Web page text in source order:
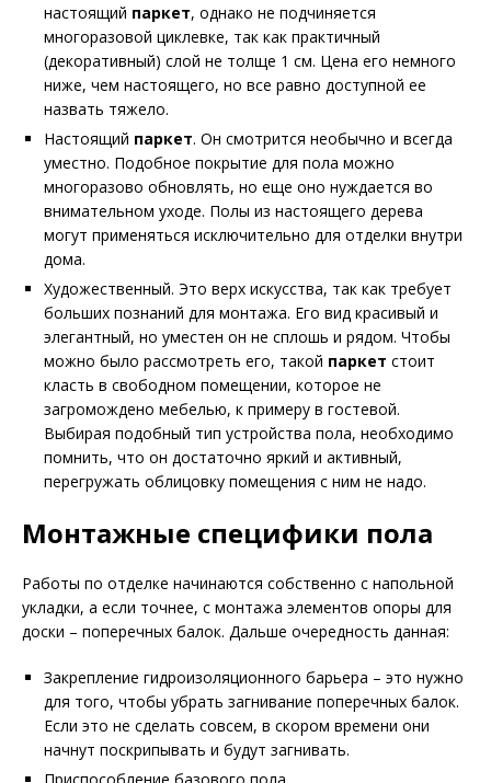
настоящий паркет, однако не подчиняется
многоразовой циклевке, так как практичный
(декоративный) слой не толще 1 см. Цена его немного
ниже, чем настоящего, но все равно доступной ее
назвать тяжело.
Настоящий паркет. Он смотрится необычно и всегда
уместно. Подобное покрытие для пола можно
многоразово обновлять, но еще оно нуждается во
внимательном уходе. Полы из настоящего дерева
могут применяться исключительно для отделки внутри
дома.
Художественный. Это верх искусства, так как требует
больших познаний для монтажа. Его вид красивый и
элегантный, но уместен он не сплошь и рядом. Чтобы
можно было рассмотреть его, такой паркет стоит
класть в свободном помещении, которое не
загромождено мебелью, к примеру в гостевой.
Выбирая подобный тип устройства пола, необходимо
помнить, что он достаточно яркий и активный,
перегружать облицовку помещения с ним не надо.
Монтажные специфики пола
Работы по отделке начинаются собственно с напольной
укладки, а если точнее, с монтажа элементов опоры для
доски – поперечных балок. Дальше очередность данная:
Закрепление гидроизоляционного барьера – это нужно
для того, чтобы убрать загнивание поперечных балок.
Если это не сделать совсем, в скором времени они
начнут поскрипывать и будут загнивать.